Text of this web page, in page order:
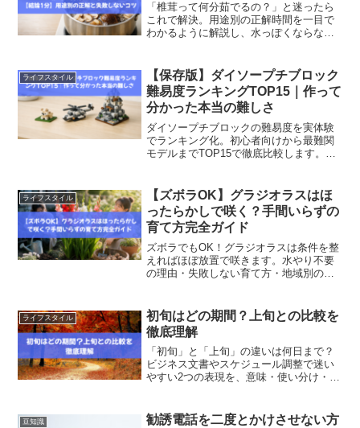
「椎茸って何分茹でるの？」と迷ったら
これで解決。用途別の正解時間を一目で
わかるように解説し、水っぽくならない
ライフスタイル
【保存版】ダイソープチブロック
難易度ランキングTOP15｜作って
分かった本当の難しさ
ダイソープチブロックの難易度を実体験
でランキング化。初心者向けから最難関
モデルまでTOP15で徹底比較します。パ
ライフスタイル
【ズボラOK】グラジオラスはほ
ったらかしで咲く？手間いらずの
育て方完全ガイド
ズボラでもOK！グラジオラスは条件を整
えればほぼ放置で咲きます。水やり不要
の理由・失敗しない育て方・地域別の違
ライフスタイル
初旬はどの期間？上旬との比較を
徹底理解
「初旬」と「上旬」の違いは何日まで？
ビジネス文書やスケジュール調整で迷い
やすい2つの表現を、意味・使い分け・具
豆知識
勧誘電話を二度とかけさせない方